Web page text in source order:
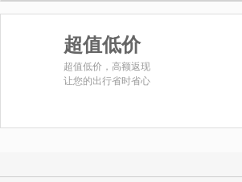
超值低价
超值低价，高额返现
让您的出行省时省心